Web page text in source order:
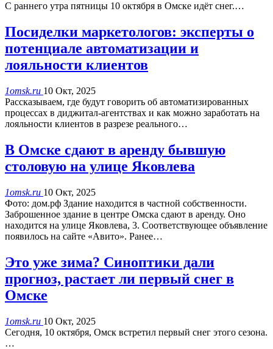
С раннего утра пятницы 10 октября в Омске идёт снег.…
Посиделки маркетологов: эксперты о
потенциале автоматизации и
лояльности клиентов
1omsk.ru 10 Окт, 2025
Рассказываем, где будут говорить об автоматизированных
процессах в диджитал-агентствах и как можно заработать на
лояльности клиентов в разрезе реального…
В Омске сдают в аренду бывшую
столовую на улице Яковлева
1omsk.ru 10 Окт, 2025
Фото: дом.рф Здание находится в частной собственности.
Заброшенное здание в центре Омска сдают в аренду. Оно
находится на улице Яковлева, 3. Соответствующее объявление
появилось на сайте «Авито». Ранее…
Это уже зима? Синоптики дали
прогноз, растает ли первый снег в
Омске
1omsk.ru 10 Окт, 2025
Сегодня, 10 октября, Омск встретил первый снег этого сезона.
…